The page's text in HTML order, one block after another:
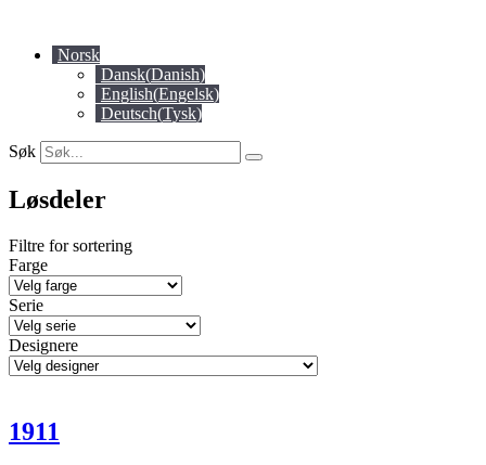
content Norsk
Dansk(Danish)
English(Engelsk)
Deutsch(Tysk)
Søk
Løsdeler
Filtre for sortering
Farge
Serie
Designere
1911